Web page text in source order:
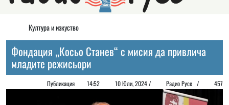
Култура и изкуство
Фондация „Косьо Станев“ с мисия да привлича
младите режисьори
Публикация 14:52 10 Юли, 2024 / Радио Русе / 457